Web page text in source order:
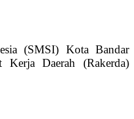
(SMSI) Kota Bandar
Kerja Daerah (Rakerda)